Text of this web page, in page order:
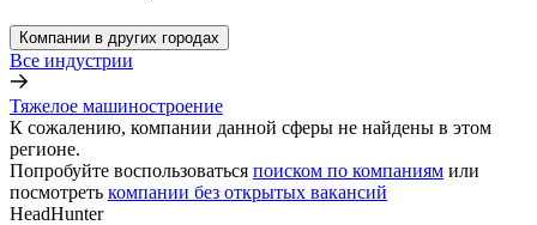
Компании в других городах
Все индустрии
Тяжелое машиностроение
К сожалению, компании данной сферы не найдены в этом
регионе.
Попробуйте воспользоваться поиском по компаниям или
посмотреть компании без открытых вакансий
HeadHunter